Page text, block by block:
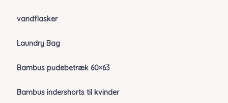
vandflasker
Laundry Bag
Bambus pudebetræk 60×63
Bambus indershorts til kvinder